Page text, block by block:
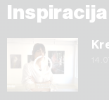
Inspiracija